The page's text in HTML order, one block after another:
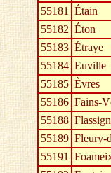
55181 Étain
55182 Éton
55183 Étraye
55184 Euville
55185 Èvres
55186 Fains-
55188
55189 Fleury-
55191